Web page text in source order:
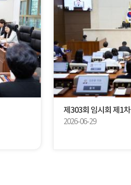
제303회 임시회 제1차
2026-06-29